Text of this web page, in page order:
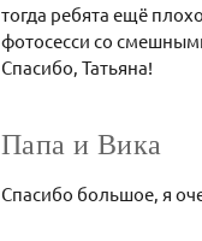
тогда ребята ещё
фотосесси со
Спасибо, Татьяна!
Папа и Вика
Спасибо большое, я